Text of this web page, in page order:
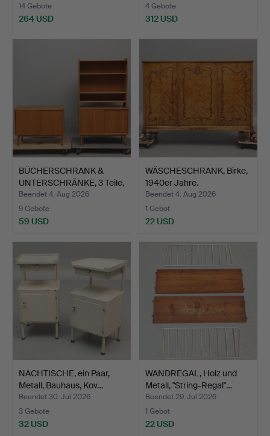
14 Gebote
264 USD
4 Gebote
312 USD
BÜCHERSCHRANK &
UNTERSCHRÄNKE, 3 Teile,
Ei…
Beendet 4. Aug 2026
9 Gebote
59 USD
WÄSCHESCHRANK, Birke,
1940er Jahre.
Beendet 4. Aug 2026
1 Gebot
22 USD
NACHTISCHE, ein Paar,
Metall, Bauhaus, Kov…
Beendet 30. Jul 2026
3 Gebote
32 USD
WANDREGAL, Holz und
Metall, "String-Regal"…
Beendet 29. Jul 2026
1 Gebot
22 USD